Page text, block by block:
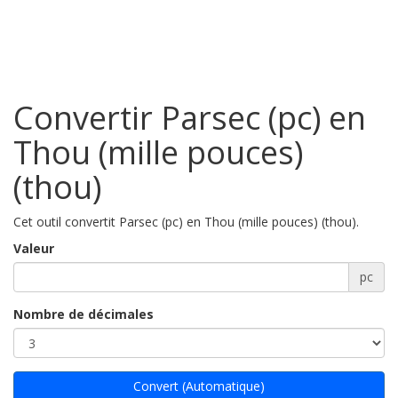
Convertir Parsec (pc) en
Thou (mille pouces)
(thou)
Cet outil convertit Parsec (pc) en Thou (mille pouces) (thou).
Valeur
pc
Nombre de décimales
Convert (Automatique)